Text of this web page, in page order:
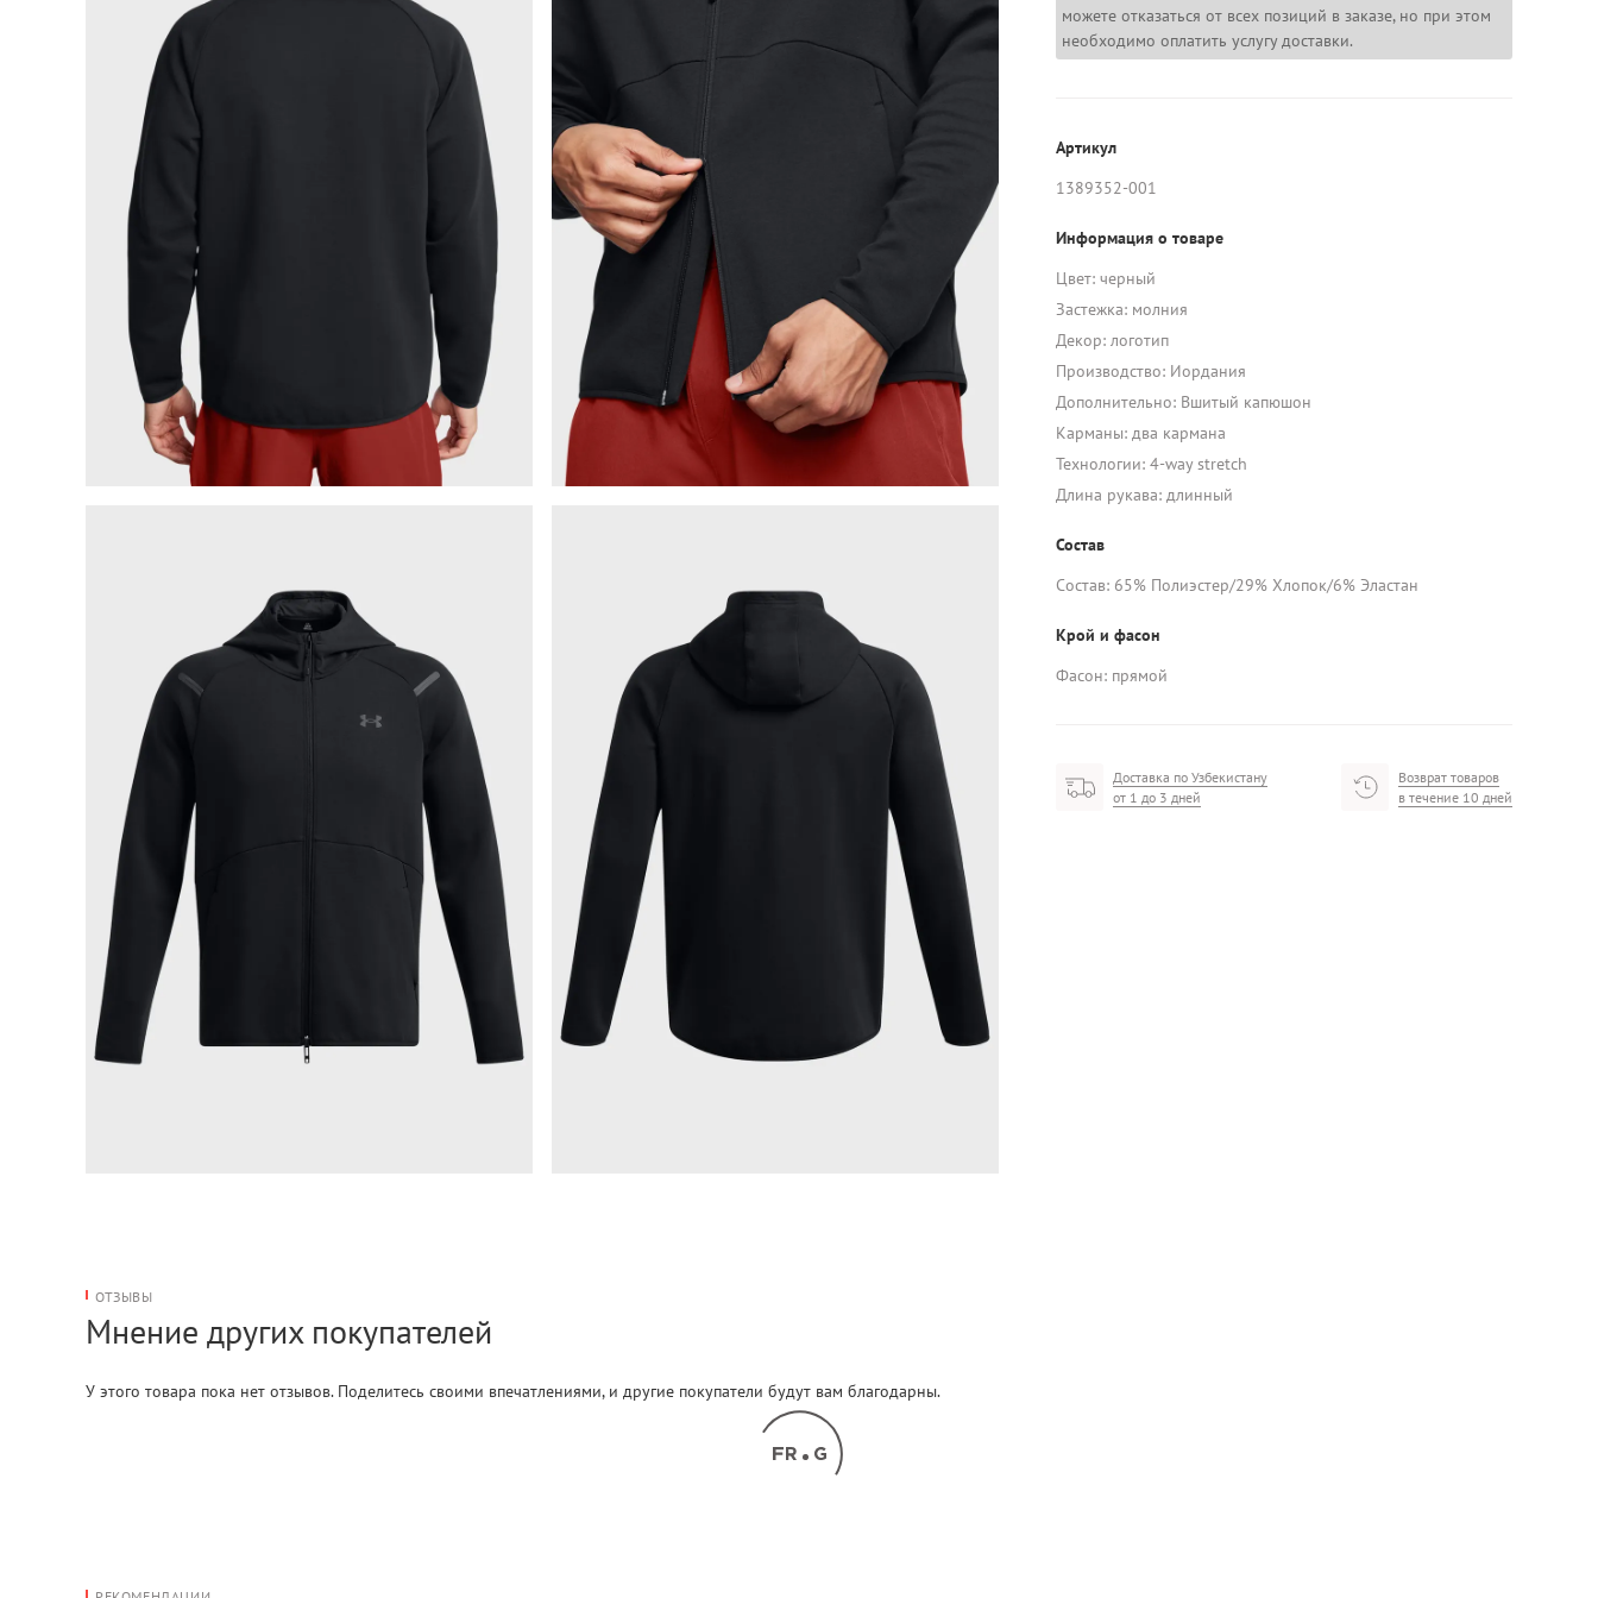
можете отказаться от всех позиций в заказе, но при этом
необходимо оплатить услугу доставки.
Артикул
1389352-001
Информация о товаре
Цвет: черный
Застежка: молния
Декор: логотип
Производство: Иордания
Дополнительно: Вшитый капюшон
Карманы: два кармана
Технологии: 4-way stretch
Длина рукава: длинный
Состав
Состав: 65% Полиэстер/29% Хлопок/6% Эластан
Крой и фасон
Фасон: прямой
Доставка по Узбекистану
от 1 до 3 дней
Возврат товаров
в течение 10 дней
ОТЗЫВЫ
Мнение других покупателей
У этого товара пока нет отзывов. Поделитесь своими впечатлениями, и другие покупатели будут вам благодарны.